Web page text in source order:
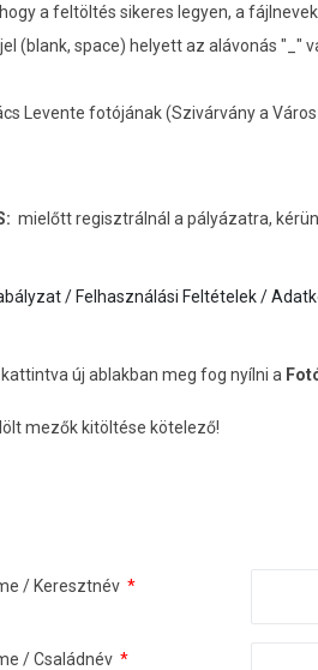
a feltöltés sikeres legyen, a
(blank, space) helyett az alávonás "_"
Levente fotójának (Szivárvány a
mielőtt regisztrálnál a pályázatra,
/ Felhasználási Feltételek /
új ablakban meg fog nyílni a
mezők kitöltése kötelező!
/ Keresztnév *
/ Családnév *